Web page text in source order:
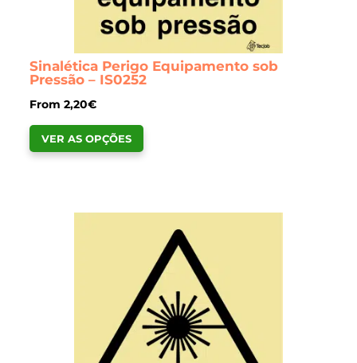
Sinalética Perigo Equipamento sob
Pressão – IS0252
From 2,20€
VER AS OPÇÕES
This
options
may
be
chosen
on
the